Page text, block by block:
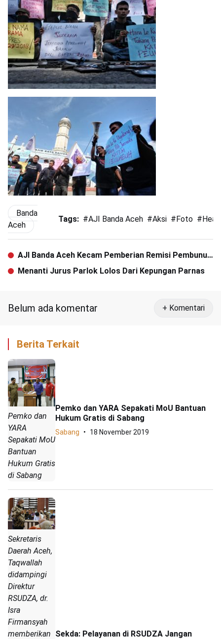
Banda
Aceh
Tags: #AJI Banda Aceh #Aksi # Foto #
AJI Banda Aceh Kecam Pemberian Remisi Pembunuh
Jurnalis Bali
Menanti Jurus Parlok Lolos Dari Kepungan Parnas
Belum ada komentar + Komentari
Berita Terkait
Pemko dan
YARA
Sepakati MoU
Bantuan
Hukum Gratis
di Sabang
Pemko dan YARA Sepakati MoU Bantuan
Hukum Gratis di Sabang
Sabang 18 November 2019
Sekretaris
Daerah Aceh,
Taqwallah
didampingi
Direktur
RSUDZA, dr.
Isra
Firmansyah
memberikan Sekda: Pelayanan di RSUDZA Jangan